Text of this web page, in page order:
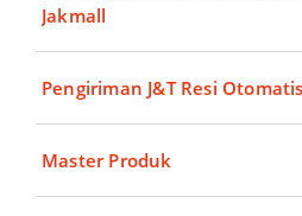
Jakmall
Pengiriman J&T Resi Otomatis
Master Produk